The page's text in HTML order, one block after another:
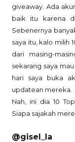
giveaway. Ada
baik itu karena
Sebenernya
saya itu, kalo milih
dari masing-
sekarang saya
hari saya buka
updatean mereka.
Nah, ini dia 10
Siapa sajakah
@gisel_la